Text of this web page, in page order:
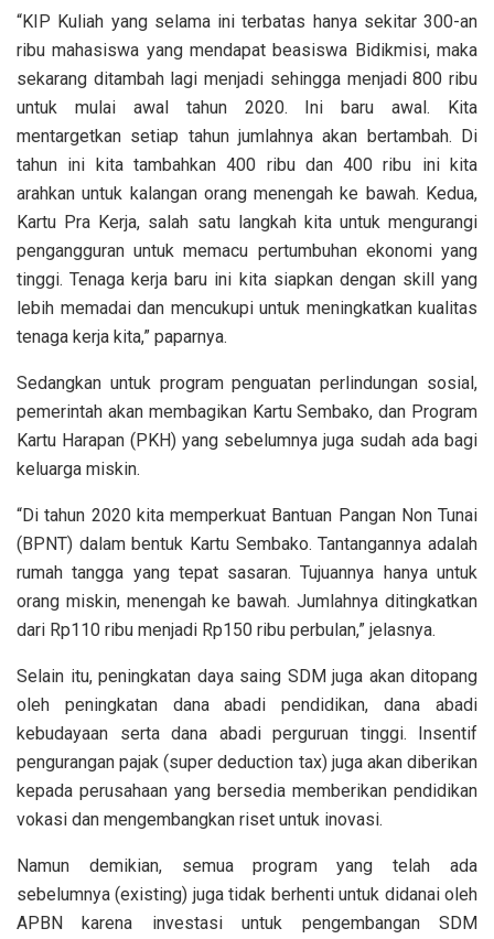
“KIP Kuliah yang selama ini terbatas hanya sekitar 300-an
ribu mahasiswa yang mendapat beasiswa Bidikmisi, maka
sekarang ditambah lagi menjadi sehingga menjadi 800 ribu
untuk mulai awal tahun 2020. Ini baru awal. Kita
mentargetkan setiap tahun jumlahnya akan bertambah. Di
tahun ini kita tambahkan 400 ribu dan 400 ribu ini kita
arahkan untuk kalangan orang menengah ke bawah. Kedua,
Kartu Pra Kerja, salah satu langkah kita untuk mengurangi
pengangguran untuk memacu pertumbuhan ekonomi yang
tinggi. Tenaga kerja baru ini kita siapkan dengan skill yang
lebih memadai dan mencukupi untuk meningkatkan kualitas
tenaga kerja kita,” paparnya.
Sedangkan untuk program penguatan perlindungan sosial,
pemerintah akan membagikan Kartu Sembako, dan Program
Kartu Harapan (PKH) yang sebelumnya juga sudah ada bagi
keluarga miskin.
“Di tahun 2020 kita memperkuat Bantuan Pangan Non Tunai
(BPNT) dalam bentuk Kartu Sembako. Tantangannya adalah
rumah tangga yang tepat sasaran. Tujuannya hanya untuk
orang miskin, menengah ke bawah. Jumlahnya ditingkatkan
dari Rp110 ribu menjadi Rp150 ribu perbulan,” jelasnya.
Selain itu, peningkatan daya saing SDM juga akan ditopang
oleh peningkatan dana abadi pendidikan, dana abadi
kebudayaan serta dana abadi perguruan tinggi. Insentif
pengurangan pajak (super deduction tax) juga akan diberikan
kepada perusahaan yang bersedia memberikan pendidikan
vokasi dan mengembangkan riset untuk inovasi.
Namun demikian, semua program yang telah ada
sebelumnya (existing) juga tidak berhenti untuk didanai oleh
APBN karena investasi untuk pengembangan SDM